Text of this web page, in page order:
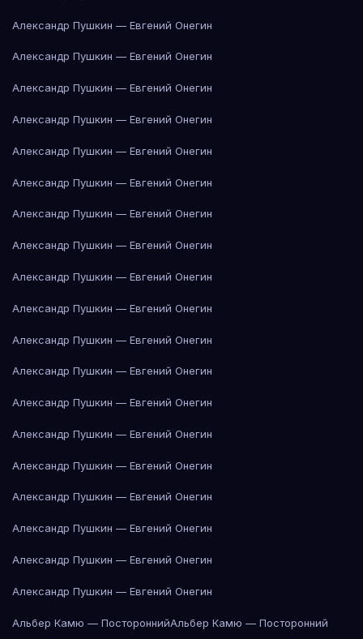
Александр Пушкин — Евгений Онегин
Александр Пушкин — Евгений Онегин
Александр Пушкин — Евгений Онегин
Александр Пушкин — Евгений Онегин
Александр Пушкин — Евгений Онегин
Александр Пушкин — Евгений Онегин
Александр Пушкин — Евгений Онегин
Александр Пушкин — Евгений Онегин
Александр Пушкин — Евгений Онегин
Александр Пушкин — Евгений Онегин
Александр Пушкин — Евгений Онегин
Александр Пушкин — Евгений Онегин
Александр Пушкин — Евгений Онегин
Александр Пушкин — Евгений Онегин
Александр Пушкин — Евгений Онегин
Александр Пушкин — Евгений Онегин
Александр Пушкин — Евгений Онегин
Александр Пушкин — Евгений Онегин
Александр Пушкин — Евгений Онегин
Альбер Камю — ПостороннийАльбер Камю — Посторонний